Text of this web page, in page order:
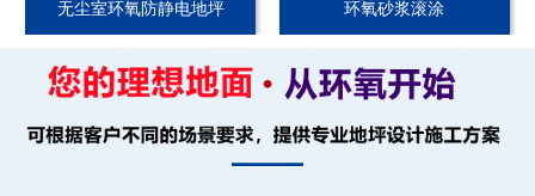
无尘室环氧防静电地坪 环氧砂浆滚涂